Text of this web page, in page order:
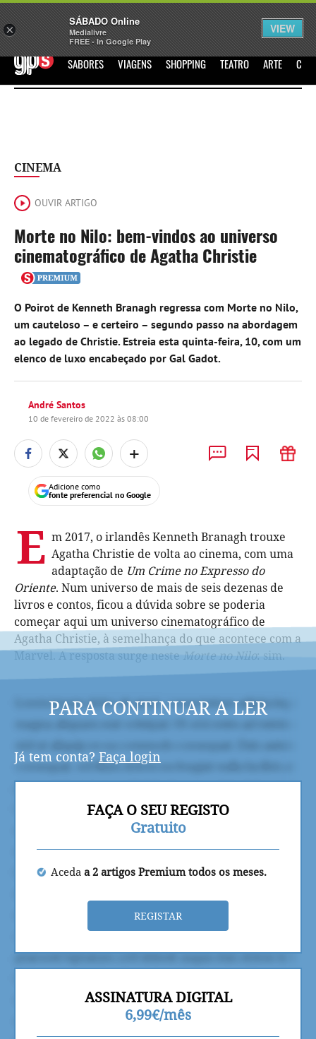
Sábado Assine Iniciar Sessão
GPS SABORES VIAGENS SHOPPING TEATRO ARTE
CINEMA
OUVIR ARTIGO
Morte no Nilo: bem-vindos ao universo
cinematográfico de Agatha Christie
O Poirot de Kenneth Branagh regressa com Morte no Nilo,
um cauteloso – e certeiro – segundo passo na abordagem
ao legado de Christie. Estreia esta quinta-feira, 10, com um
elenco de luxo encabeçado por Gal Gadot.
André Santos
10 de fevereiro de 2022 às 08:00
+
Adicione como
fonte preferencial no Google
E m 2017, o irlandês Kenneth Branagh trouxe
Agatha Christie de volta ao cinema, com uma
adaptação de Um Crime no Expresso do
Oriente. Num universo de mais de seis dezenas de
livros e contos, ficou a dúvida sobre se poderia
começar aqui um universo cinematográfico de
Agatha Christie, à semelhança do que acontece com a
Marvel. A resposta surge neste Morte no Nilo: sim.
PARA CONTINUAR A LER
Já tem conta? Faça login
FAÇA O SEU REGISTO
Gratuito
Aceda a 2 artigos Premium todos os meses.
REGISTAR
ASSINATURA DIGITAL
6,99€/mês
×
SÁBADO Online
Medialivre
FREE - In Google Play
VIEW